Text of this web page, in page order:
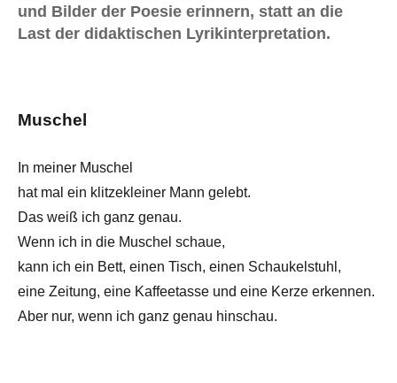
und Bilder der Poesie erinnern, statt an die
Last der didaktischen Lyrikinterpretation.
Muschel
In meiner Muschel
hat mal ein klitzekleiner Mann gelebt.
Das weiß ich ganz genau.
Wenn ich in die Muschel schaue,
kann ich ein Bett, einen Tisch, einen Schaukelstuhl,
eine Zeitung, eine Kaffeetasse und eine Kerze erkennen.
Aber nur, wenn ich ganz genau hinschau.